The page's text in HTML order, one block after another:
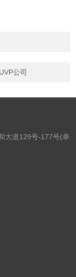
公司
大道129号-177号(单